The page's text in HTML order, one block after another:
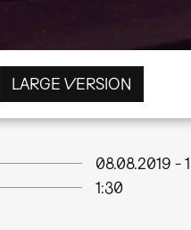
LARGE VERSION
08.08.2019 -
1:30